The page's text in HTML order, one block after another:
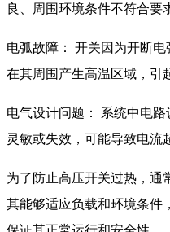
良、周围环境条件不符合要
电弧故障： 开关因为开断
在其周围产生高温区域，引
电气设计问题： 系统中电
灵敏或失效，可能导致电流
为了防止高压开关过热，通
其能够适应负载和环境条件